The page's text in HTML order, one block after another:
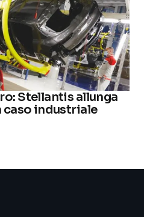
Stellantis allunga
caso industriale